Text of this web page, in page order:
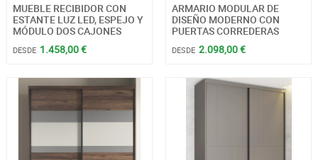
MUEBLE RECIBIDOR CON
ESTANTE LUZ LED, ESPEJO Y
MÓDULO DOS CAJONES
DESDE 1.458,00 €
ARMARIO MODULAR DE
DISEÑO MODERNO CON
PUERTAS CORREDERAS
DESDE 2.098,00 €